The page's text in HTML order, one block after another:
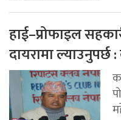
हाई–प्रोफाइल
दायरामा ल्याउनुपर्छ